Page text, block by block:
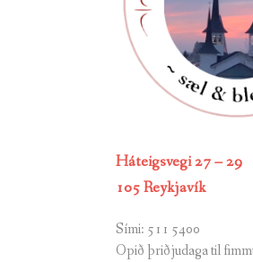
Háteigsvegi 27 – 29
105 Reykjavík
Sími: 511 5400
Opið þriðjudaga til